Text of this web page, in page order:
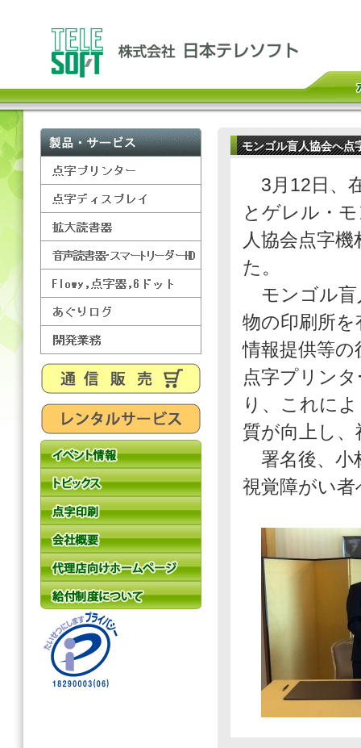
モンゴル盲人協会へ
3月12日、
とゲレル・
人協会点字
た。
モンゴル盲
物の印刷所
情報提供等
点字プリン
り、これに
質が向上し
署名後、小
視覚障がい